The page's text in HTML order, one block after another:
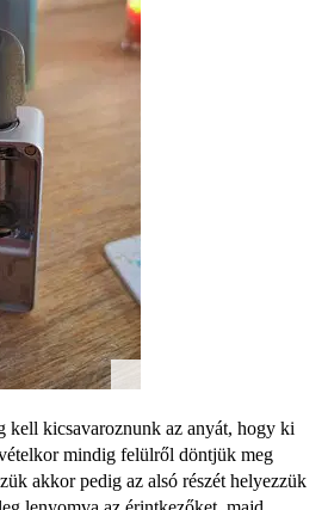
kell kicsavaroznunk az anyát, hogy ki
mindig felülről döntjük meg
akkor pedig az alsó részét helyezzük